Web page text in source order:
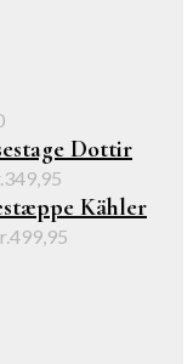
Dottir
349,95
Kähler
499,95